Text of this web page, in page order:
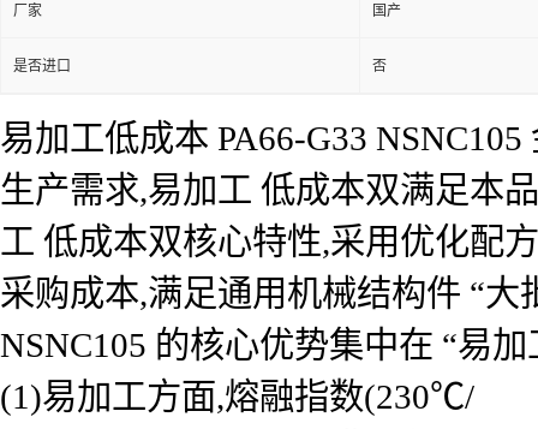
厂家 国产
是否进口 否
易加工低成本 PA66-G33
生产需求,易加工 低成本双满足本
工 低成本双核心特性,采用优化配
采购成本,满足通用机械结构件 “大
NSNC105 的核心优势集中在 “易
(1)易加工方面,熔融指数(230℃/